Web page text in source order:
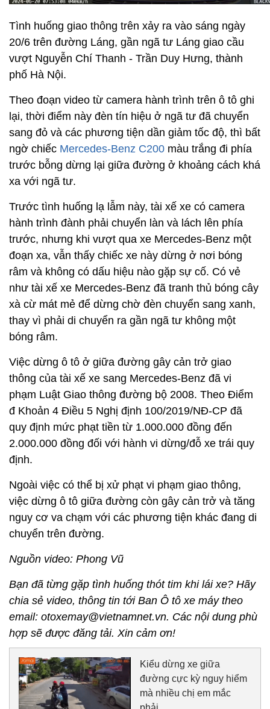
Tình huống giao thông trên xảy ra vào sáng ngày
20/6 trên đường Láng, gần ngã tư Láng giao cầu
vượt Nguyễn Chí Thanh - Trần Duy Hưng, thành
phố Hà Nội.
Theo đoạn video từ camera hành trình trên ô tô ghi
lại, thời điểm này đèn tín hiệu ở ngã tư đã chuyển
sang đỏ và các phương tiện dần giảm tốc độ, thì bất
ngờ chiếc Mercedes-Benz C200 màu trắng đi phía
trước bỗng dừng lại giữa đường ở khoảng cách khá
xa với ngã tư.
Trước tình huống lạ lẫm này, tài xế xe có camera
hành trình đành phải chuyển làn và lách lên phía
trước, nhưng khi vượt qua xe Mercedes-Benz một
đoạn xa, vẫn thấy chiếc xe này dừng ở nơi bóng
râm và không có dấu hiệu nào gặp sự cố. Có vẻ
như tài xế xe Mercedes-Benz đã tranh thủ bóng cây
xà cừ mát mẻ để dừng chờ đèn chuyển sang xanh,
thay vì phải di chuyển ra gần ngã tư không một
bóng râm.
Việc dừng ô tô ở giữa đường gây cản trở giao
thông của tài xế xe sang Mercedes-Benz đã vi
phạm Luật Giao thông đường bộ 2008. Theo Điểm
đ Khoản 4 Điều 5 Nghị định 100/2019/NĐ-CP đã
quy định mức phạt tiền từ 1.000.000 đồng đến
2.000.000 đồng đối với hành vi dừng/đỗ xe trái quy
định.
Ngoài việc có thể bị xử phạt vi phạm giao thông,
việc dừng ô tô giữa đường còn gây cản trở và tăng
nguy cơ va chạm với các phương tiện khác đang di
chuyển trên đường.
Nguồn video: Phong Vũ
Bạn đã từng gặp tình huống thót tim khi lái xe? Hãy
chia sẻ video, thông tin tới Ban Ô tô xe máy theo
email: otoxemay@vietnamnet.vn. Các nội dung phù
hợp sẽ được đăng tải. Xin cảm ơn!
Kiểu dừng xe giữa
đường cực kỳ nguy hiểm
mà nhiều chị em mắc